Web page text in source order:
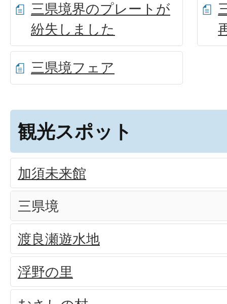
三県境界のプレートが
紛失しました
三県境フェア
観光スポット
加須未来館
三県境
渡良瀬遊水地
浮野の里